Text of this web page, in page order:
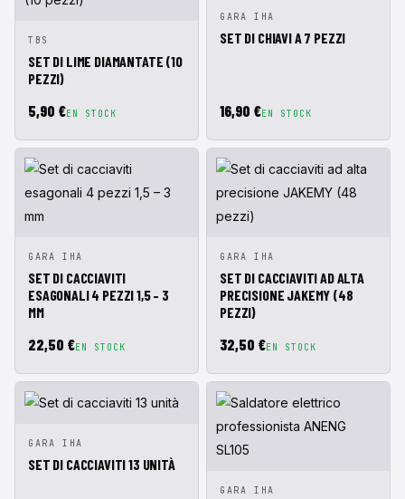
VISTA
RÁPIDA
CESTA
TBS
SET DI LIME DIAMANTATE (10
PEZZI)
5,90 €EN STOCK
VISTA
RÁPIDA
CESTA
GARA IHA
SET DI CHIAVI A 7 PEZZI
16,90 €EN STOCK
VISTA
RÁPIDA
CESTA
GARA IHA
SET DI CACCIAVITI
ESAGONALI 4 PEZZI 1,5 – 3
MM
22,50 €EN STOCK
VISTA
RÁPIDA
CESTA
GARA IHA
SET DI CACCIAVITI AD ALTA
PRECISIONE JAKEMY (48
PEZZI)
32,50 €EN STOCK
VISTA
RÁPIDA
CESTA
GARA IHA
SET DI CACCIAVITI 13 UNITÀ
VISTA
GARA IHA